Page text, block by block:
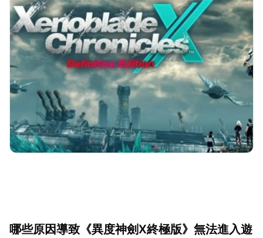
哪些原因導致《異度神劍X終極版》無法進入遊